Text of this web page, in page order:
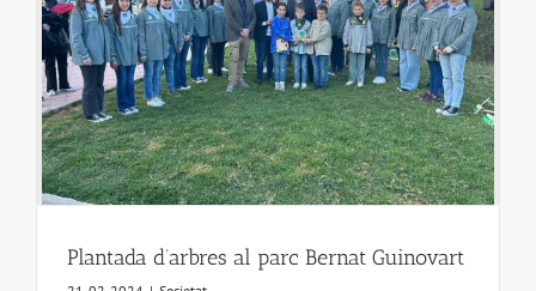
Plantada d’arbres al parc Bernat Guinovart